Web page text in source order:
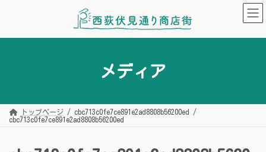
ツ
シ
メディア
トップページ
cbc713c0fe7ce891e2ad8808b56200ed
cbc713c0fe7ce891e2ad8808b56200ed